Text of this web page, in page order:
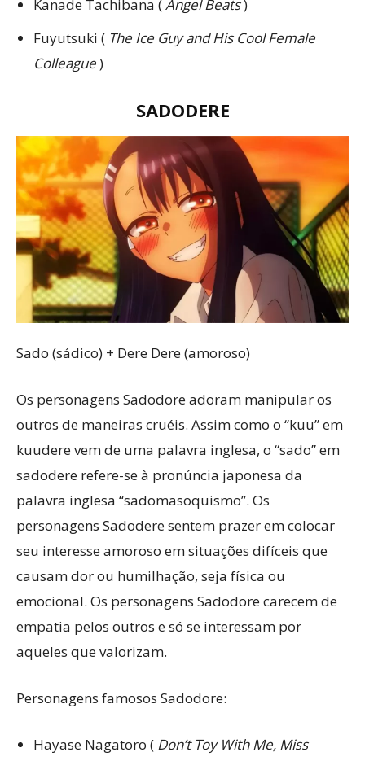
Kanade Tachibana (Angel Beats)
Fuyutsuki ( The Ice Guy and His Cool Female
Colleague)
SADODERE
Sado (sádico) + Dere Dere (amoroso)
Os personagens Sadodore adoram manipular os
outros de maneiras cruéis. Assim como o “kuu” em
kuudere vem de uma palavra inglesa, o “sado” em
sadodere refere-se à pronúncia japonesa da
palavra inglesa “sadomasoquismo”. Os
personagens Sadodere sentem prazer em colocar
seu interesse amoroso em situações difíceis que
causam dor ou humilhação, seja física ou
emocional. Os personagens Sadodore carecem de
empatia pelos outros e só se interessam por
aqueles que valorizam.
Personagens famosos Sadodore:
Hayase Nagatoro ( Don’t Toy With Me, Miss